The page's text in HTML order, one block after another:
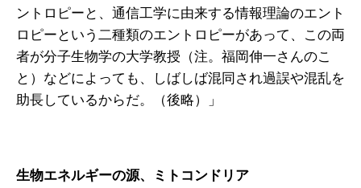
ントロピーと、通信工学に由来する情報理論のエント
ロピーという二種類のエントロピーがあって、この両
者が分子生物学の大学教授（注。福岡伸一さんのこ
と）などによっても、しばしば混同され過誤や混乱を
助長しているからだ。（後略）」
生物エネルギーの源、ミトコンドリア